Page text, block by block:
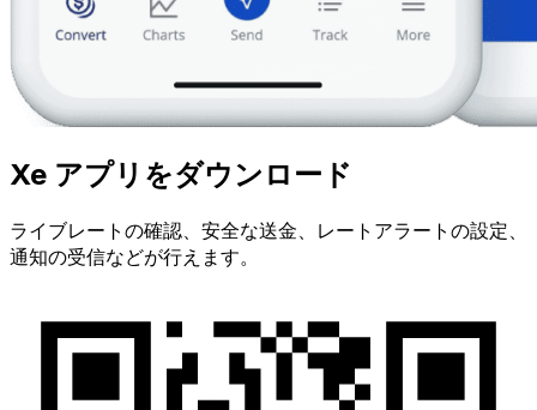
Xe アプリをダウンロード
ライブレートの確認、安全な送金、レートアラートの設定、
通知の受信などが行えます。